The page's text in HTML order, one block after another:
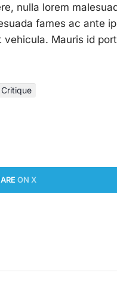
nulla lorem
fames ac ante
vehicula. Mauris id
ON X